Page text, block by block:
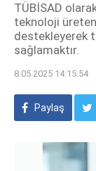
TÜBİSAD
teknoloji üreten
destekleyerek
sağlamaktır.
8.05.2025 14:15:54
Paylaş